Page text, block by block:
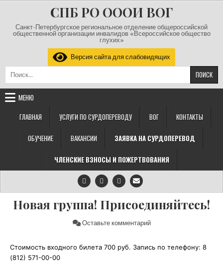
СПБ РО ОООИ ВОГ
Санкт-Петербургское региональное отделение общероссийской
общественной организации инвалидов «Всероссийское общество
глухих»
Версия сайта для слабовидящих
МЕНЮ
ГЛАВНАЯ
УСЛУГИ ПО СУРДОПЕРЕВОДУ ВОГ КОНТАКТЫ
ОБУЧЕНИЕ ВАКАНСИИ ЗАЯВКА НА СУРДОПЕРЕВОД
ЧЛЕНСКИЕ ВЗНОСЫ И ПОЖЕРТВОВАНИЯ
Новая группа! Присоединяйтесь!
Оставьте комментарийна Новая группа!
Стоимость входного билета 700 руб. Запись по телефону: 8
(812) 571-00-00